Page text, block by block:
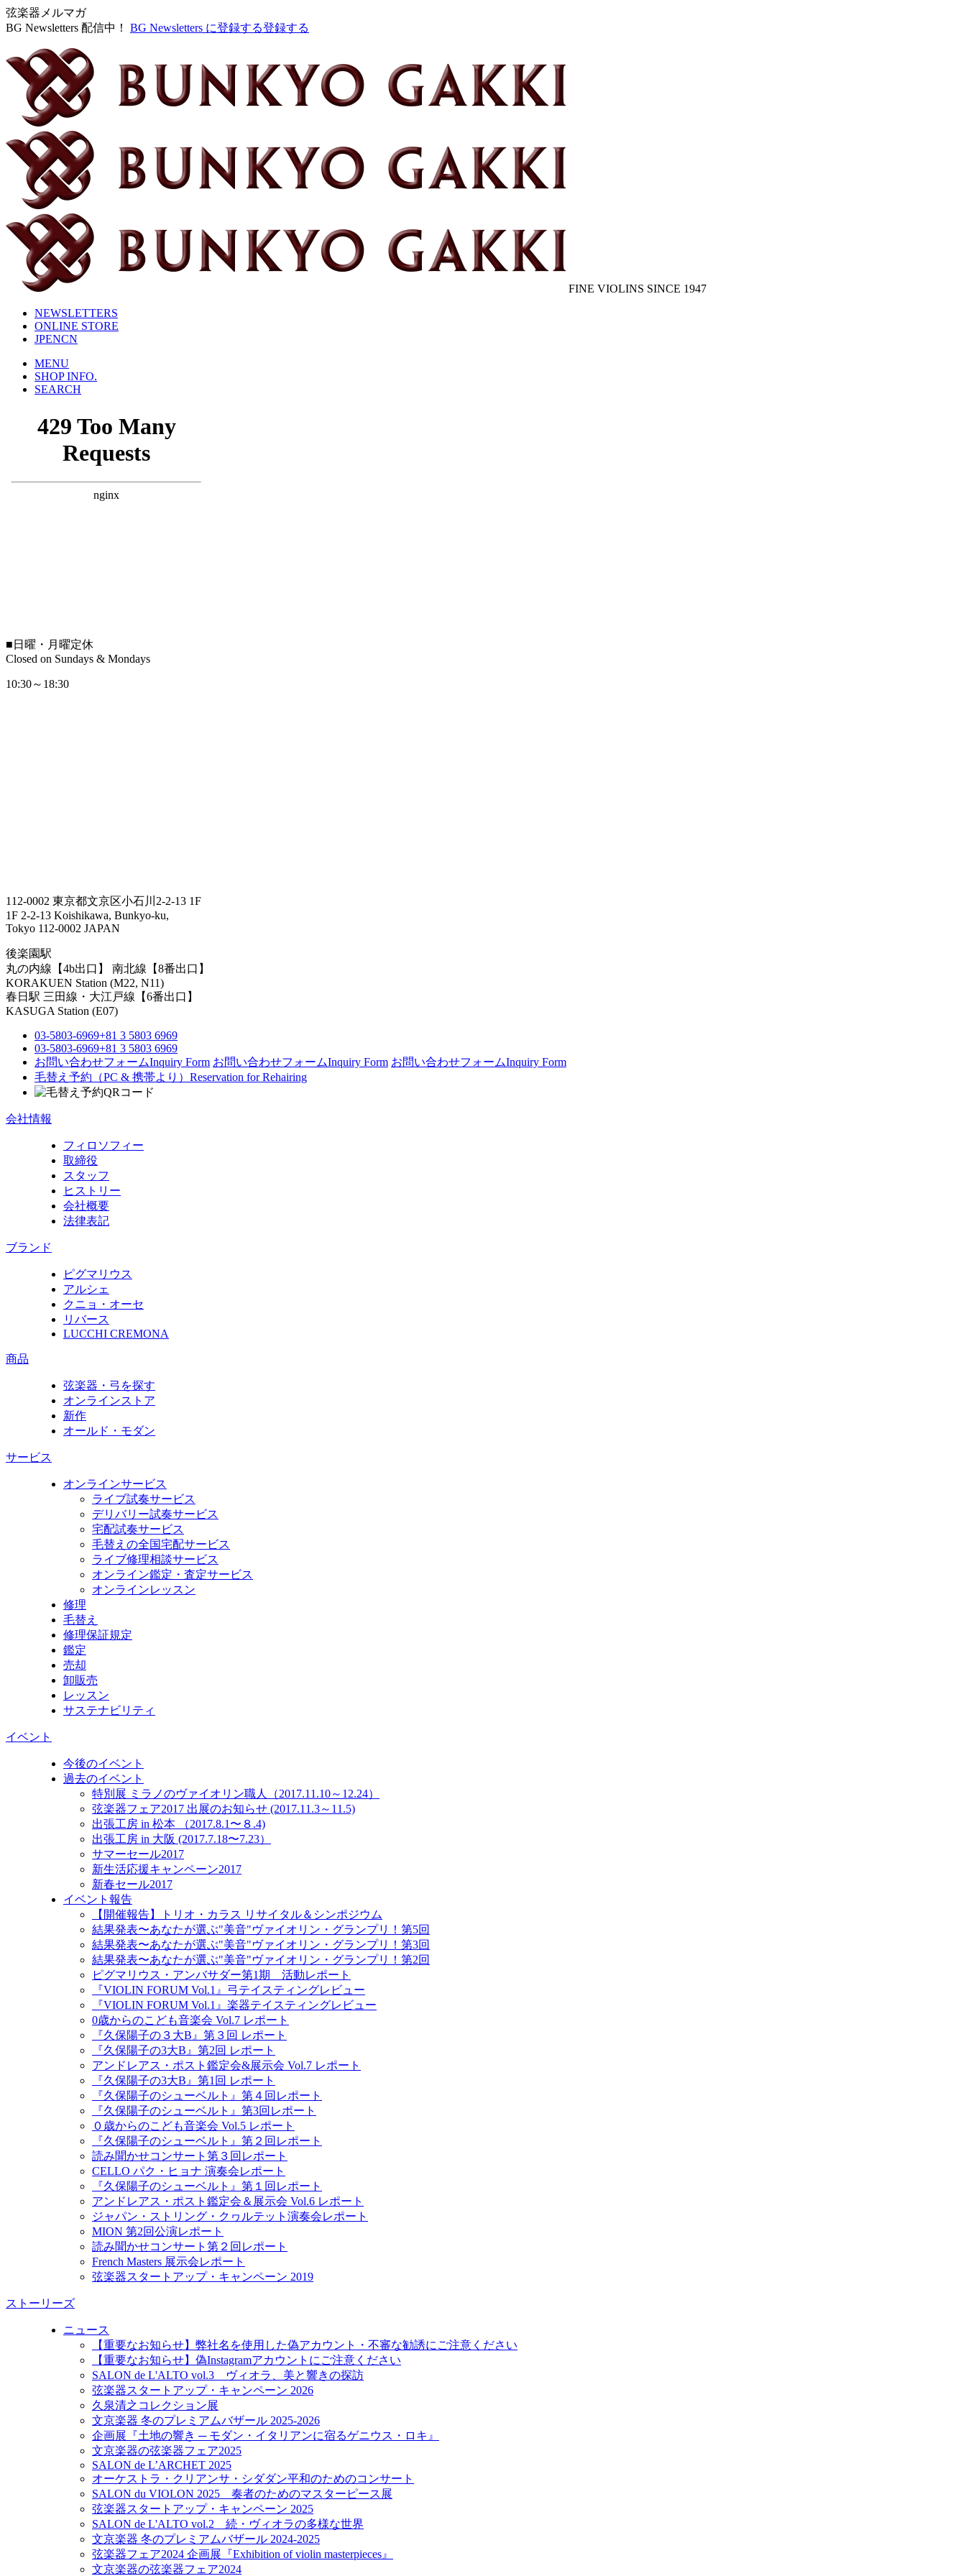
弦楽器メルマガ
BG Newsletters 配信中！
BG Newsletters に登録する登録する
FINE VIOLINS SINCE 1947
NEWSLETTERS
ONLINE STORE
JPENCN
MENU
SHOP INFO.
SEARCH
■ 日曜・月曜定休
Closed on Sundays & Mondays
10:30～18:30
112-0002 東京都文京区小石川2-2-13 1F
1F 2-2-13 Koishikawa, Bunkyo-ku,
Tokyo 112-0002 JAPAN
後楽園駅
丸の内線【4b出口】 南北線【8番出口】
KORAKUEN Station (M22, N11)
春日駅 三田線・大江戸線【6番出口】
KASUGA Station (E07)
03-5803-6969+81 3 5803 6969
03-5803-6969+81 3 5803 6969
お問い合わせフォームInquiry Form お問い合わせフォームInquiry Form お問い合わせフォームInquiry Form
毛替え予約（PC & 携帯より） Reservation for Rehairing
会社情報
フィロソフィー
取締役
スタッフ
ヒストリー
会社概要
法律表記
ブランド
ピグマリウス
アルシェ
クニョ・オーセ
リバース
LUCCHI CREMONA
商品
弦楽器・弓を探す
オンラインストア
新作
オールド・モダン
サービス
オンラインサービス
ライブ試奏サービス
デリバリー試奏サービス
宅配試奏サービス
毛替えの全国宅配サービス
ライブ修理相談サービス
オンライン鑑定・査定サービス
オンラインレッスン
修理
毛替え
修理保証規定
鑑定
売却
卸販売
レッスン
サステナビリティ
イベント
今後のイベント
過去のイベント
特別展 ミラノのヴァイオリン職人（2017.11.10～12.24）
弦楽器フェア2017 出展のお知らせ (2017.11.3～11.5)
出張工房 in 松本 （2017.8.1〜８.4)
出張工房 in 大阪 (2017.7.18〜7.23）
サマーセール2017
新生活応援キャンペーン2017
新春セール2017
イベント報告
【開催報告】トリオ・カラス リサイタル＆シンポジウム
結果発表〜あなたが選ぶ"美音"ヴァイオリン・グランプリ！第5回
結果発表〜あなたが選ぶ"美音"ヴァイオリン・グランプリ！第3回
結果発表〜あなたが選ぶ"美音"ヴァイオリン・グランプリ！第2回
ピグマリウス・アンバサダー第1期 活動レポート
『VIOLIN FORUM Vol.1』弓テイスティングレビュー
『VIOLIN FORUM Vol.1』楽器テイスティングレビュー
0歳からのこども音楽会 Vol.7 レポート
『久保陽子の３大B』第３回 レポート
『久保陽子の3大B』第2回 レポート
アンドレアス・ポスト鑑定会&展示会 Vol.7 レポート
『久保陽子の3大B』第1回 レポート
『久保陽子のシューベルト』第４回レポート
『久保陽子のシューベルト』第3回レポート
０歳からのこども音楽会 Vol.5 レポート
『久保陽子のシューベルト』第２回レポート
読み聞かせコンサート第３回レポート
CELLO パク・ヒョナ 演奏会レポート
『久保陽子のシューベルト』第１回レポート
アンドレアス・ポスト鑑定会＆展示会 Vol.6 レポート
ジャパン・ストリング・クヮルテット演奏会レポート
MION 第2回公演レポート
読み聞かせコンサート第２回レポート
French Masters 展示会レポート
弦楽器スタートアップ・キャンペーン 2019
ストーリーズ
ニュース
【重要なお知らせ】弊社名を使用した偽アカウント・不審な勧誘にご注意ください
【重要なお知らせ】偽Instagramアカウントにご注意ください
SALON de L'ALTO vol.3 ヴィオラ、美と響きの探訪
弦楽器スタートアップ・キャンペーン 2026
久泉清之コレクション展
文京楽器 冬のプレミアムバザール 2025-2026
企画展『土地の響き ─ モダン・イタリアンに宿るゲニウス・ロキ』
文京楽器の弦楽器フェア2025
SALON de L’ARCHET 2025
オーケストラ・クリアンサ・シダダン平和のためのコンサート
SALON du VIOLON 2025 奏者のためのマスターピース展
弦楽器スタートアップ・キャンペーン 2025
SALON de L'ALTO vol.2 続・ヴィオラの多様な世界
文京楽器 冬のプレミアムバザール 2024-2025
弦楽器フェア2024 企画展『Exhibition of violin masterpieces』
文京楽器の弦楽器フェア2024